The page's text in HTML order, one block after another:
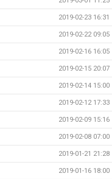
2019-02-23 16:31
2019-02-22 09:05
2019-02-16 16:05
2019-02-15 20:07
2019-02-14 15:00
2019-02-12 17:33
2019-02-09 15:16
2019-02-08 07:00
2019-01-21 21:28
2019-01-16 18:00